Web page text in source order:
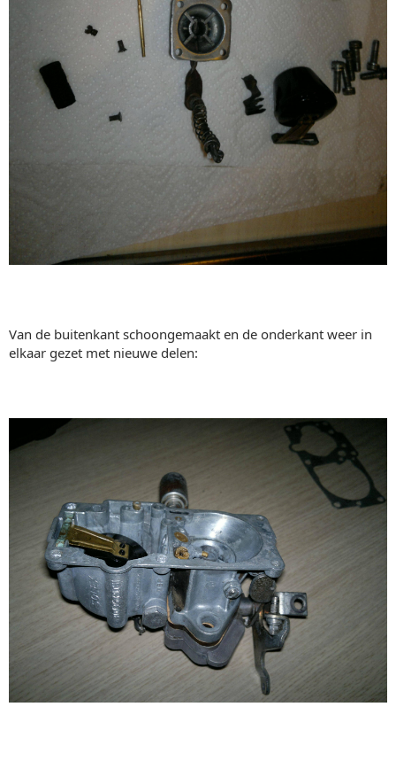
Van de buitenkant schoongemaakt en de onderkant weer in
elkaar gezet met nieuwe delen: